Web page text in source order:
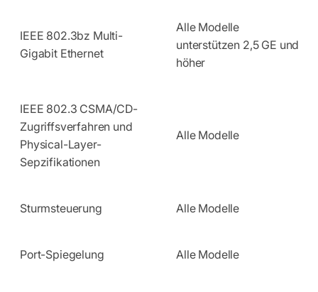
IEEE 802.3bz Multi-
Gigabit Ethernet
Alle Modelle
unterstützen 2,5 GE und
höher
IEEE 802.3 CSMA/CD-
Zugriffsverfahren und
Physical-Layer-
Sepzifikationen
Alle Modelle
Sturmsteuerung Alle Modelle
Port-Spiegelung Alle Modelle